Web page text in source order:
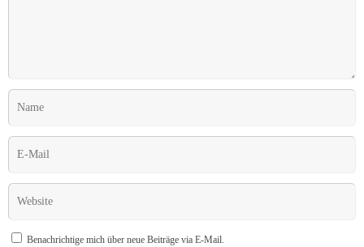
Benachrichtige mich über neue Beiträge via E-Mail.